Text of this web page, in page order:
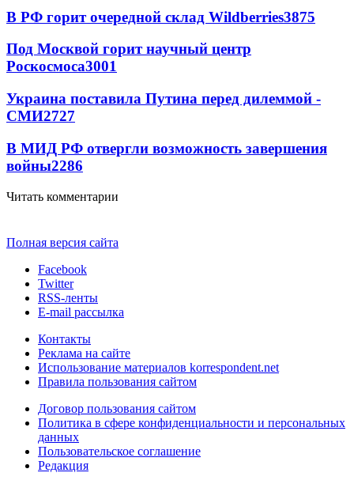
В РФ горит очередной склад Wildberries3875
Под Москвой горит научный центр
Роскосмоса3001
Украина поставила Путина перед дилеммой -
СМИ2727
В МИД РФ отвергли возможность завершения
войны2286
Читать комментарии
Полная версия сайта
Facebook
Twitter
RSS-ленты
E-mail рассылка
Контакты
Реклама на сайте
Использование материалов korrespondent.net
Правила пользования сайтом
Договор пользования сайтом
Политика в сфере конфиденциальности и персональных
данных
Пользовательское соглашение
Редакция